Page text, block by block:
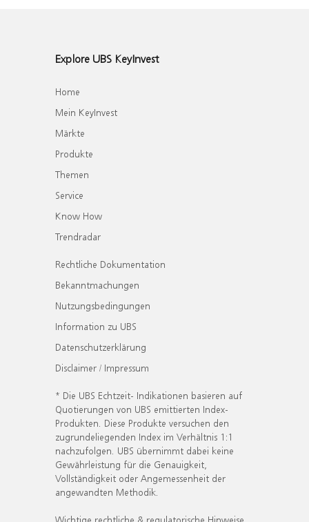
Explore UBS KeyInvest
Home
Mein KeyInvest
Märkte
Produkte
Themen
Service
Know How
Trendradar
Rechtliche Dokumentation
Bekanntmachungen
Nutzungsbedingungen
Information zu UBS
Datenschutzerklärung
Disclaimer / Impressum
* Die UBS Echtzeit- Indikationen basieren auf
Quotierungen von UBS emittierten Index-
Produkten. Diese Produkte versuchen den
zugrundeliegenden Index im Verhältnis 1:1
nachzufolgen. UBS übernimmt dabei keine
Gewährleistung für die Genauigkeit,
Vollständigkeit oder Angemessenheit der
angewandten Methodik.